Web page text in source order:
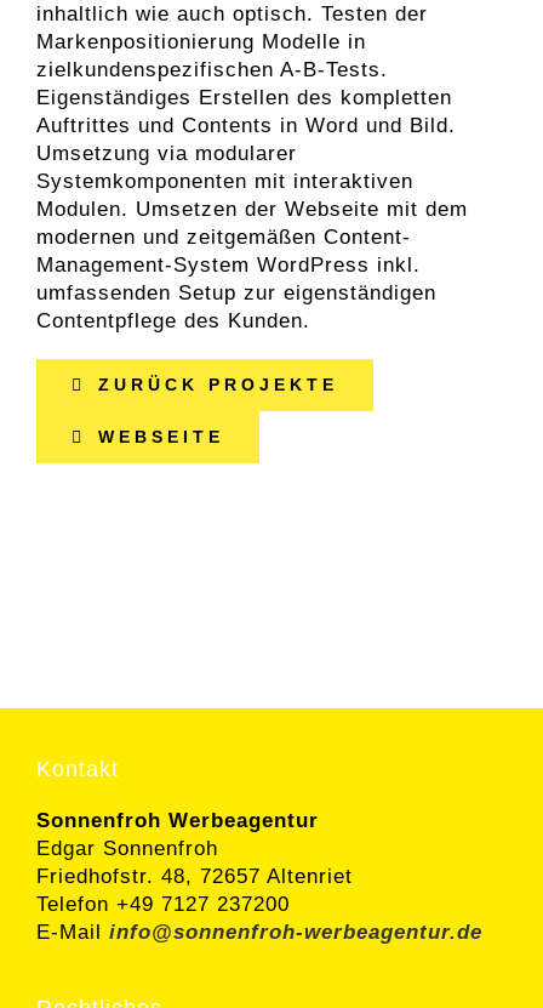
inhaltlich wie auch optisch. Testen der
Markenpositionierung Modelle in
zielkundenspezifischen A-B-Tests.
Eigenständiges Erstellen des kompletten
Auftrittes und Contents in Word und Bild.
Umsetzung via modularer
Systemkomponenten mit interaktiven
Modulen. Umsetzen der Webseite mit dem
modernen und zeitgemäßen Content-
Management-System WordPress inkl.
umfassenden Setup zur eigenständigen
Contentpflege des Kunden.
ZURÜCK PROJEKTE
WEBSEITE
Kontakt
Sonnenfroh Werbeagentur
Edgar Sonnenfroh
Friedhofstr. 48, 72657 Altenriet
Telefon +49 7127 237200
E-Mail info@sonnenfroh-werbeagentur.de